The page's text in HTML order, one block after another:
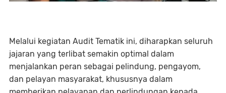
Melalui kegiatan Audit Tematik ini, diharapkan seluruh
jajaran yang terlibat semakin optimal dalam
menjalankan peran sebagai pelindung, pengayom,
dan pelayan masyarakat, khususnya dalam